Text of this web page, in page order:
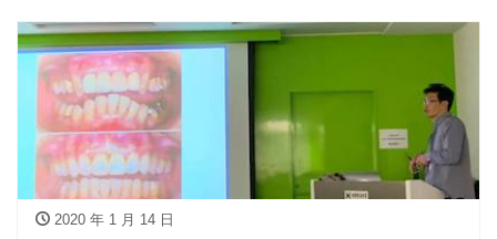
2020 年 1 月 14 日